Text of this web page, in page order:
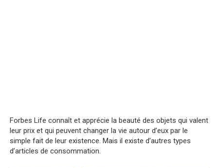
Forbes Life connaît et apprécie la beauté des objets qui valent
leur prix et qui peuvent changer la vie autour d’eux par le
simple fait de leur existence. Mais il existe d’autres types
d’articles de consommation.